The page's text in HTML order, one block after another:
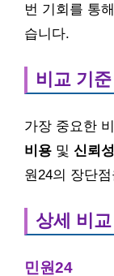
번 기회를 통
습니다.
비교 기준
가장 중요한
비용 및 신뢰성
원24의 장단
상세 비교
민원24